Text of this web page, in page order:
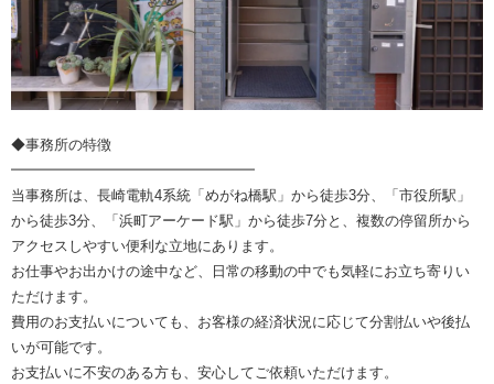
◆事務所の特徴
━━━━━━━━━━━━━━━━━
当事務所は、長崎電軌4系統「めがね橋駅」から徒歩3分、「市役所駅」
から徒歩3分、「浜町アーケード駅」から徒歩7分と、複数の停留所から
アクセスしやすい便利な立地にあります。
お仕事やお出かけの途中など、日常の移動の中でも気軽にお立ち寄りい
ただけます。
費用のお支払いについても、お客様の経済状況に応じて分割払いや後払
いが可能です。
お支払いに不安のある方も、安心してご依頼いただけます。